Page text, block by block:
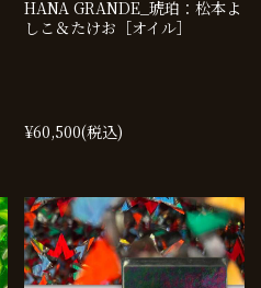
HANA GRANDE_琥珀：松本よ
しこ＆たけお［オイル］
¥60,500(税込)